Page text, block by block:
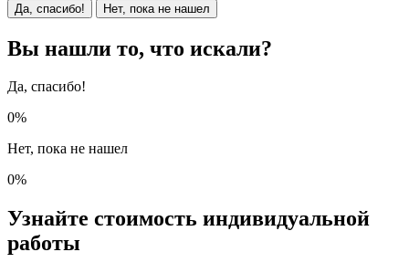
Да, спасибо! Нет, пока не нашел
Вы нашли то, что искали?
Да, спасибо!
0%
Нет, пока не нашел
0%
Узнайте стоимость индивидуальной
работы